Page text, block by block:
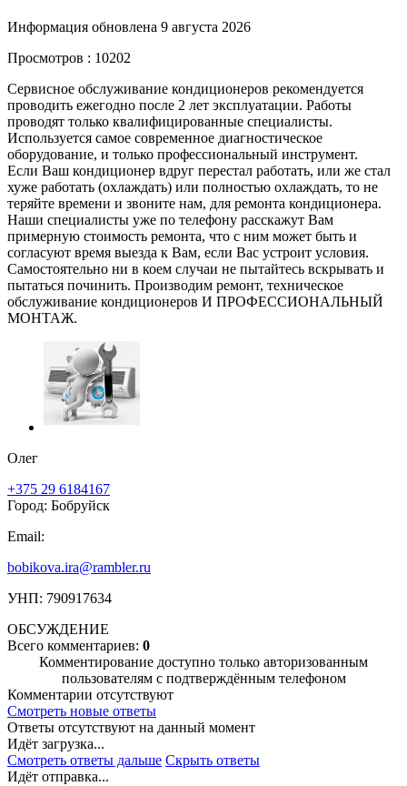
Информация обновлена 9 августа 2026
Просмотров : 10202
Сервисное обслуживание кондиционеров рекомендуется
проводить ежегодно после 2 лет эксплуатации. Работы
проводят только квалифицированные специалисты.
Используется самое современное диагностическое
оборудование, и только профессиональный инструмент.
Если Ваш кондиционер вдруг перестал работать, или же стал
хуже работать (охлаждать) или полностью охлаждать, то не
теряйте времени и звоните нам, для ремонта кондиционера.
Наши специалисты уже по телефону расскажут Вам
примерную стоимость ремонта, что с ним может быть и
согласуют время выезда к Вам, если Вас устроит условия.
Самостоятельно ни в коем случаи не пытайтесь вскрывать и
пытаться починить. Производим ремонт, техническое
обслуживание кондиционеров И ПРОФЕССИОНАЛЬНЫЙ
МОНТАЖ.
Олег
+375 29 6184167
Город: Бобруйск
Email:
bobikova.ira@rambler.ru
УНП: 790917634
ОБСУЖДЕНИЕ
Всего комментариев: 0
Комментирование доступно только авторизованным
пользователям с подтверждённым телефоном
Комментарии отсутствуют
Смотреть новые ответы
Ответы отсутствуют на данный момент
Идёт загрузка...
Смотреть ответы дальше Скрыть ответы
Идёт отправка...